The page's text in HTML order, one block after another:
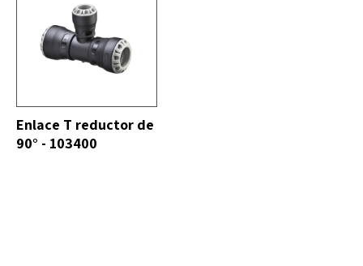
Enlace T reductor de
90° - 103400